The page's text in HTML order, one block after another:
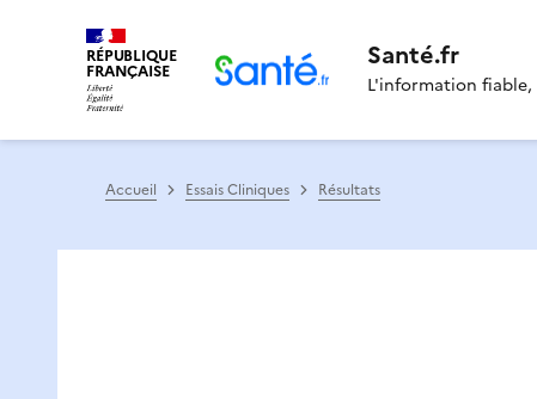
RÉPUBLIQUE
FRANÇAISE Santé.fr
L'information
Accueil Essais Cliniques Résultats